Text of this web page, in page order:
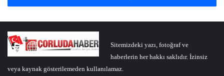
Sitemizdeki yazı, fotoğraf ve
haberlerin her hakkı saklıdır. İzinsiz
veya kaynak gösterilemeden kullanılamaz.